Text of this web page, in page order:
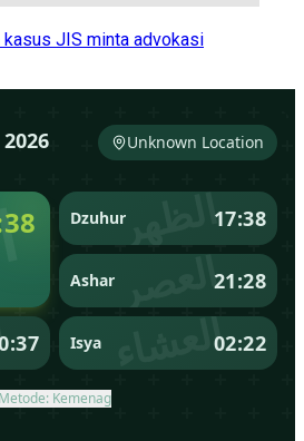
JIS minta advokasi